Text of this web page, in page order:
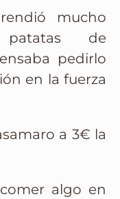
mucho
de
pedirlo
en la fuerza
a 3€ la
algo en